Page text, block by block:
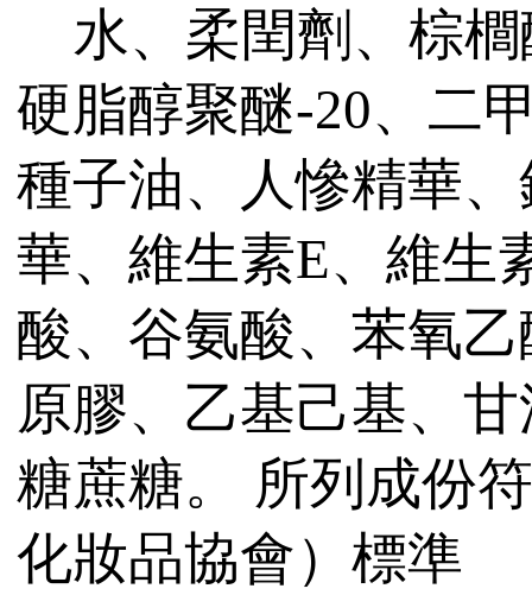
水、柔閏劑、棕櫚
硬脂醇聚醚-20、二
種子油、人慘精華
華、維生素E、維生
酸、谷氨酸、苯氧
原膠、乙基己基、
糖蔗糖。 所列成份
化妝品協會）標準